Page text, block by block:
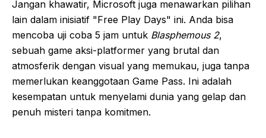
Jangan khawatir, Microsoft juga menawarkan pilihan
lain dalam inisiatif "Free Play Days" ini. Anda bisa
mencoba uji coba 5 jam untuk Blasphemous 2,
sebuah game aksi-platformer yang brutal dan
atmosferik dengan visual yang memukau, juga tanpa
memerlukan keanggotaan Game Pass. Ini adalah
kesempatan untuk menyelami dunia yang gelap dan
penuh misteri tanpa komitmen.